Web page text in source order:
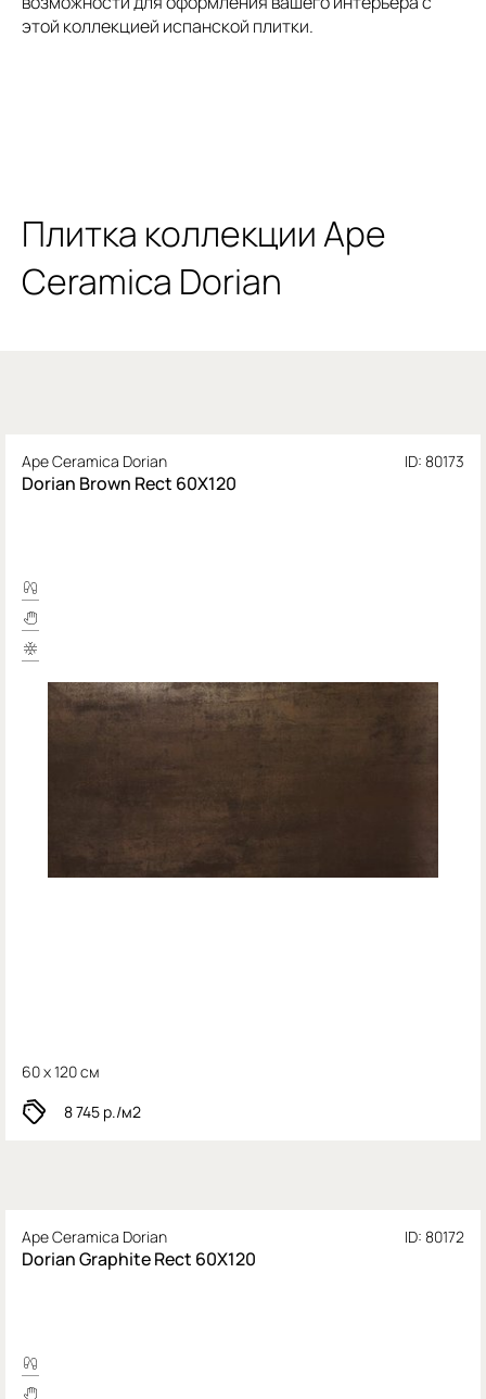
этой коллекцией испанской плитки.
Плитка коллекции Ape
Ceramica Dorian
Ape Ceramica Dorian ID: 80173
Dorian Brown Rect 60X120
60 x 120 см
8 745 р./м2
Ape Ceramica Dorian ID: 80172
Dorian Graphite Rect 60X120